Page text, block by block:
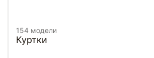
154 модели
Куртки